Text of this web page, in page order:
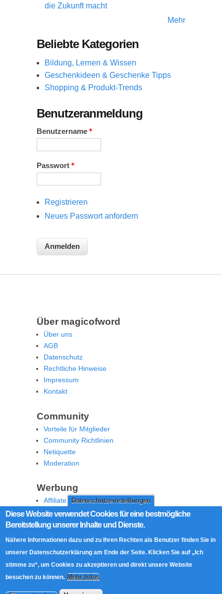
Datenschutzeinstellungen
Diese Website verwendet Cookies für eine bestmögliche
Bereitstellung unserer Inhalte und Dienste.
Nähere Informationen dazu und zu Ihren Rechten als Benutzer finden Sie in
unserer Datenschutzerklärung am Ende der Seite. Klicken Sie auf „Ich
stimme zu“, um Cookies zu akzeptieren und direkt unsere Website
besuchen zu können. Mehr Infos
die Zukunft macht
Mehr
Beliebte Kategorien
Bildung, Lernen & Wissen
Geschenkideen & Geschenke Tipps
Shopping & Produkt-Trends
Benutzeranmeldung
Benutzername *
Passwort *
Registrieren
Neues Passwort anfordern
Über magicofword
Über uns
AGB
Datenschutz
Rechtliche Hinweise
Impressum
Kontakt
Community
Vorteile für Mitglieder
Community Richtlinien
Netiquette
Moderation
Werbung
Affiliate Offenlegung
Werben Sie auf MoW
Social Media
RSS Feed
Facebook